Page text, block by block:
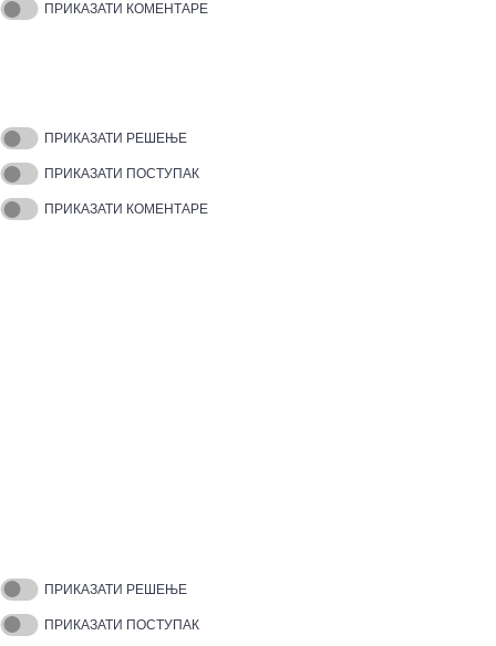
ПРИКАЗАТИ КОМЕНТАРЕ
ПРИКАЗАТИ РЕШЕЊЕ
ПРИКАЗАТИ ПОСТУПАК
ПРИКАЗАТИ КОМЕНТАРЕ
ПРИКАЗАТИ РЕШЕЊЕ
ПРИКАЗАТИ ПОСТУПАК